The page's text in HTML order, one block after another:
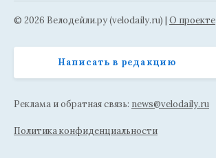
© 2026 Велодейли.ру (velodaily.ru) | О проекте
Написать в редакцию
Реклама и обратная связь: news@velodaily.ru
Политика конфиденциальности